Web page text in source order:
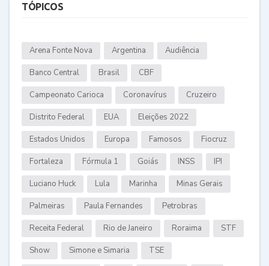
TÓPICOS
Arena Fonte Nova Argentina Audiência
Banco Central Brasil CBF
Campeonato Carioca Coronavírus Cruzeiro
Distrito Federal EUA Eleições 2022
Estados Unidos Europa Famosos Fiocruz
Fortaleza Fórmula 1 Goiás INSS IPI
Luciano Huck Lula Marinha Minas Gerais
Palmeiras Paula Fernandes Petrobras
Receita Federal Rio de Janeiro Roraima STF
Show Simone e Simaria TSE